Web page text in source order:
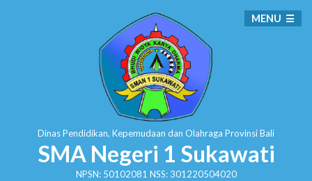
Dinas Pendidikan, Kepemudaan dan Olahraga Provinsi Bali
SMA Negeri 1 Sukawati
NPSN: 50102081 NSS: 301220504020
MENU